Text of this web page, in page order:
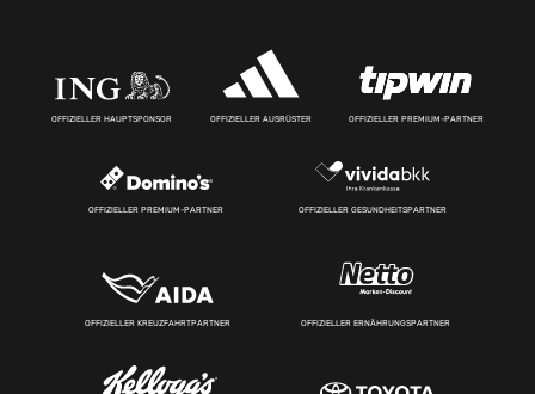
OFFIZIELLER HAUPTSPONSOR OFFIZIELLER AUSRÜSTER OFFIZIELLER PREMIUM-PARTNER
OFFIZIELLER PREMIUM-PARTNER OFFIZIELLER GESUNDHEITSPARTNER
OFFIZIELLER KREUZFAHRTPARTNER OFFIZIELLER ERNÄHRUNGSPARTNER